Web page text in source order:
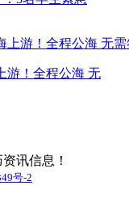
游！全程公海 无
讯信息！
号-2